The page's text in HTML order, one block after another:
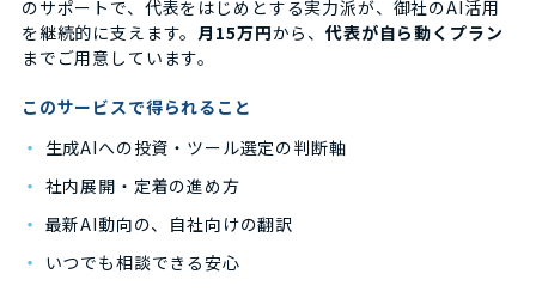
のサポートで、代表をはじめとする実力派が、御社のAI活用
を継続的に支えます。月15万円から、代表が自ら動くプラン
までご用意しています。
このサービスで得られること
・ 生成AIへの投資・ツール選定の判断軸
・ 社内展開・定着の進め方
・ 最新AI動向の、自社向けの翻訳
・ いつでも相談できる安心